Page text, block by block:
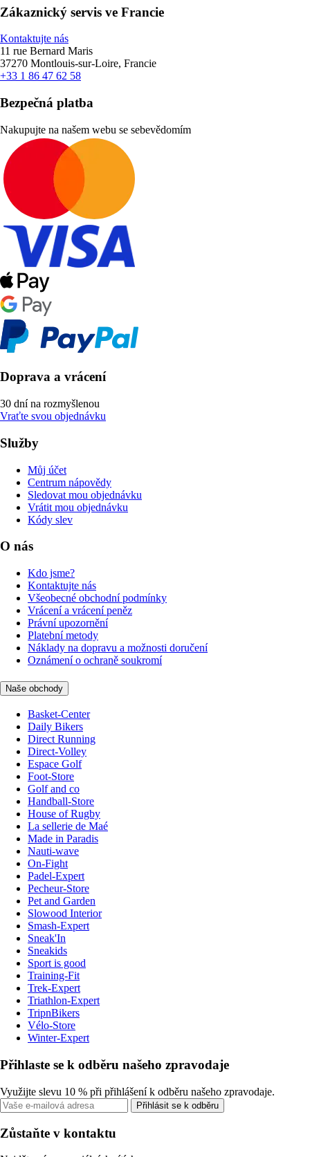
Zákaznický servis ve Francie
Kontaktujte nás
11 rue Bernard Maris
37270 Montlouis-sur-Loire, Francie
+33 1 86 47 62 58
Bezpečná platba
Nakupujte na našem webu se sebevědomím
Doprava a vrácení
30 dní na rozmyšlenou
Vraťte svou objednávku
Služby
Můj účet
Centrum nápovědy
Sledovat mou objednávku
Vrátit mou objednávku
Kódy slev
O nás
Kdo jsme?
Kontaktujte nás
Všeobecné obchodní podmínky
Vrácení a vrácení peněz
Právní upozornění
Platební metody
Náklady na dopravu a možnosti doručení
Oznámení o ochraně soukromí
Naše obchody
Basket-Center
Daily Bikers
Direct Running
Direct-Volley
Espace Golf
Foot-Store
Golf and co
Handball-Store
House of Rugby
La sellerie de Maé
Made in Paradis
Nauti-wave
On-Fight
Padel-Expert
Pecheur-Store
Pet and Garden
Slowood Interior
Smash-Expert
Sneak'In
Sneakids
Sport is good
Training-Fit
Trek-Expert
Triathlon-Expert
TripnBikers
Vélo-Store
Winter-Expert
Přihlaste se k odběru našeho zpravodaje
Využijte slevu 10 % při přihlášení k odběru našeho zpravodaje.
Přihlásit se k odběru
Zůstaňte v kontaktu